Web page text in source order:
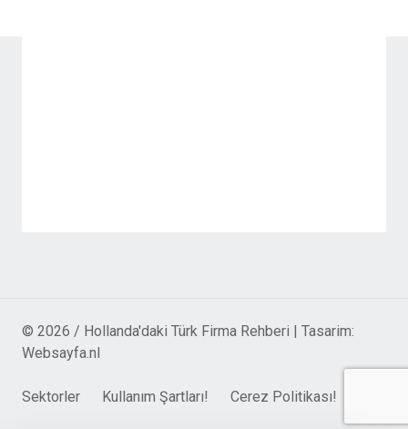
© 2026 / Hollanda'daki Türk Firma Rehberi | Tasarim:
Websayfa.nl
Sektorler Kullanım Şartları! Cerez Politikası!